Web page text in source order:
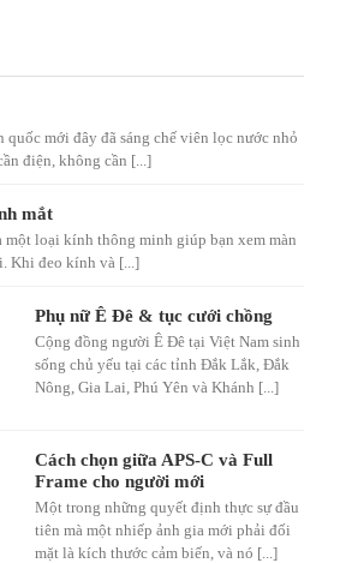
quốc mới đây đã sáng chế viên lọc nước nhỏ
điện, không cần [...]
mắt
một loại kính thông minh giúp bạn xem màn
Khi đeo kính và [...]
Phụ nữ Ê Đê & tục cưới chồng
Cộng đồng người Ê Đê tại Việt Nam sinh
sống chủ yếu tại các tỉnh Đắk Lắk, Đắk
Nông, Gia Lai, Phú Yên và Khánh [...]
Cách chọn giữa APS-C và Full
Frame cho người mới
Một trong những quyết định thực sự đầu
tiên mà một nhiếp ảnh gia mới phải đối
mặt là kích thước cảm biến, và nó [...]